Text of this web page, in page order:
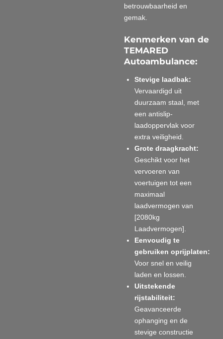
betrouwbaarheid en
gemak.
Kenmerken van de
TEMARED
Autoambulance:
Stevige laadbak:
Vervaardigd uit
duurzaam staal, met
een antislip-
laadoppervlak voor
extra veiligheid.
Grote draagkracht:
Geschikt voor het
vervoeren van
voertuigen tot een
maximaal
laadvermogen van
[2080kg
Laadvermogen].
Eenvoudig te
gebruiken oprijplaten:
Voor snel en veilig
laden en lossen.
Uitstekende
rijstabiliteit:
Geavanceerde
ophanging en de
stevige constructie